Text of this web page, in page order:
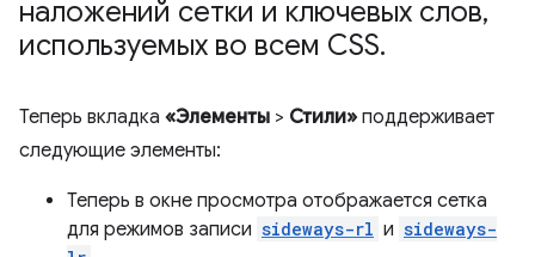
наложений сетки и ключевых слов,
используемых во всем CSS.
Теперь вкладка «Элементы > Стили» поддерживает
следующие элементы:
Теперь в окне просмотра отображается сетка
для режимов записи sideways-rl и sideways-